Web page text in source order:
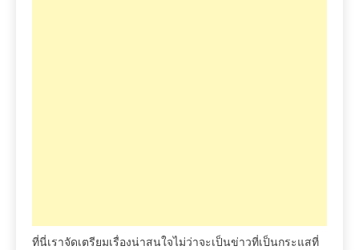
ที่นี่เราจัดเตรียมเรื่องน่าสนใจไม่ว่าจะเป็นข่าวที่เป็นกระแสที่